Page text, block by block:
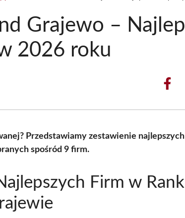
Grajewo –
2026 roku
Share
Przedstawiamy zestawienie
spośród 9 firm.
Firm w